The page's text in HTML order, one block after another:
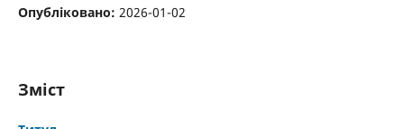
Опубліковано: 2026-01-02
Зміст